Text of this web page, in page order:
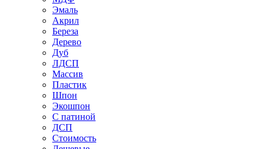
Эмаль
Акрил
Береза
Дерево
Дуб
ЛДСП
Массив
Пластик
Шпон
Экошпон
С патиной
ДСП
Стоимость